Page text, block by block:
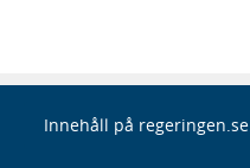
Innehåll på regeringen.se